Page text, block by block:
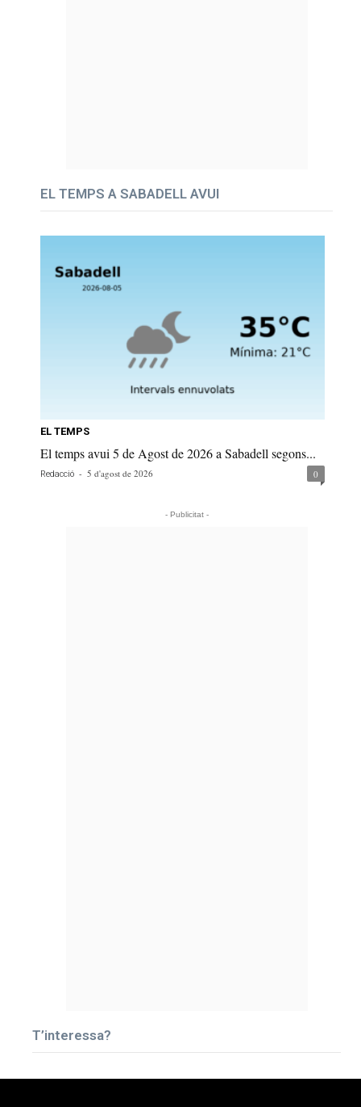
EL TEMPS A SABADELL AVUI
EL TEMPS
El temps avui 5 de Agost de 2026 a Sabadell segons...
Redacció - 5 d'agost de 2026 0
- Publicitat -
T’interessa?